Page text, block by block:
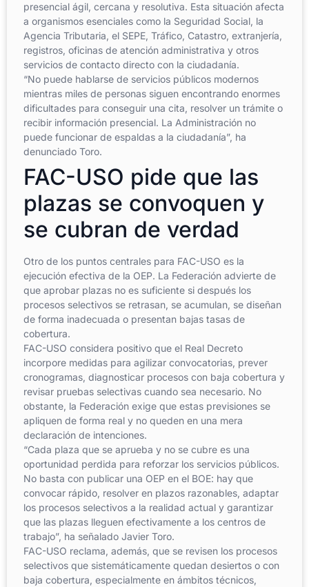
presencial ágil, cercana y resolutiva. Esta situación afecta
a organismos esenciales como la Seguridad Social, la
Agencia Tributaria, el SEPE, Tráfico, Catastro, extranjería,
registros, oficinas de atención administrativa y otros
servicios de contacto directo con la ciudadanía.
“No puede hablarse de servicios públicos modernos
mientras miles de personas siguen encontrando enormes
dificultades para conseguir una cita, resolver un trámite o
recibir información presencial. La Administración no
puede funcionar de espaldas a la ciudadanía”, ha
denunciado Toro.
FAC-USO pide que las
plazas se convoquen y
se cubran de verdad
Otro de los puntos centrales para FAC-USO es la
ejecución efectiva de la OEP. La Federación advierte de
que aprobar plazas no es suficiente si después los
procesos selectivos se retrasan, se acumulan, se diseñan
de forma inadecuada o presentan bajas tasas de
cobertura.
FAC-USO considera positivo que el Real Decreto
incorpore medidas para agilizar convocatorias, prever
cronogramas, diagnosticar procesos con baja cobertura y
revisar pruebas selectivas cuando sea necesario. No
obstante, la Federación exige que estas previsiones se
apliquen de forma real y no queden en una mera
declaración de intenciones.
“Cada plaza que se aprueba y no se cubre es una
oportunidad perdida para reforzar los servicios públicos.
No basta con publicar una OEP en el BOE: hay que
convocar rápido, resolver en plazos razonables, adaptar
los procesos selectivos a la realidad actual y garantizar
que las plazas lleguen efectivamente a los centros de
trabajo”, ha señalado Javier Toro.
FAC-USO reclama, además, que se revisen los procesos
selectivos que sistemáticamente quedan desiertos o con
baja cobertura, especialmente en ámbitos técnicos,